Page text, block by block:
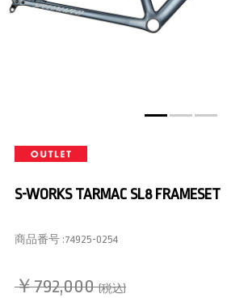
S-WORKS TARMAC SL8 FRAMESET
商品番号 :74925-0254
￥792,000 (税込)